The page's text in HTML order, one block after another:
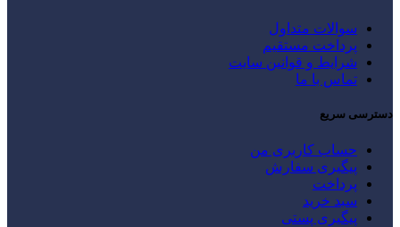
سوالات متداول
پرداخت مستقیم
شرایط و قوانین سایت
تماس با ما
دسترسی سریع
حساب کاربری من
پیگیری سفارش
پرداخت
سبد خرید
پیگیری پستی